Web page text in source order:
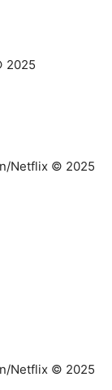
2025
Netflix © 2025
Netflix © 2025